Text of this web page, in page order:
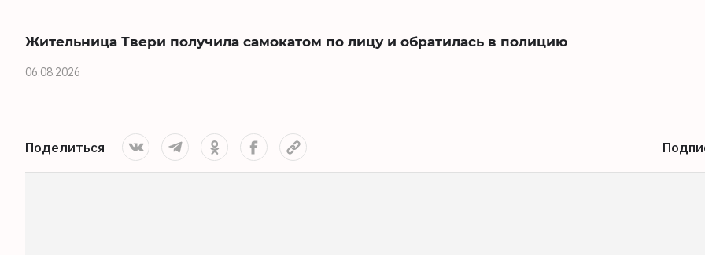
Жительница Твери получила самокатом по лицу и обратилась в полицию
06.08.2026
Поделиться